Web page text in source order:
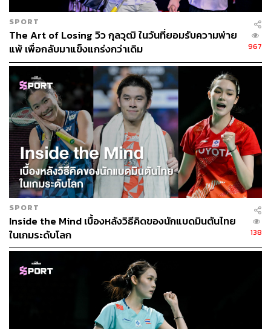
SPORT
The Art of Losing วิว กุลวุฒิ ในวันที่ยอมรับความพ่าย
แพ้ เพื่อกลับมาแข็งแกร่งกว่าเดิม
967
SPORT
Inside the Mind เบื้องหลังวิธีคิดของนักแบดมินตันไทย
ในเกมระดับโลก
138